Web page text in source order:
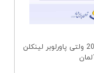
گریس پمپ شارژی 20 ولتی پاورلوبر لینکلن